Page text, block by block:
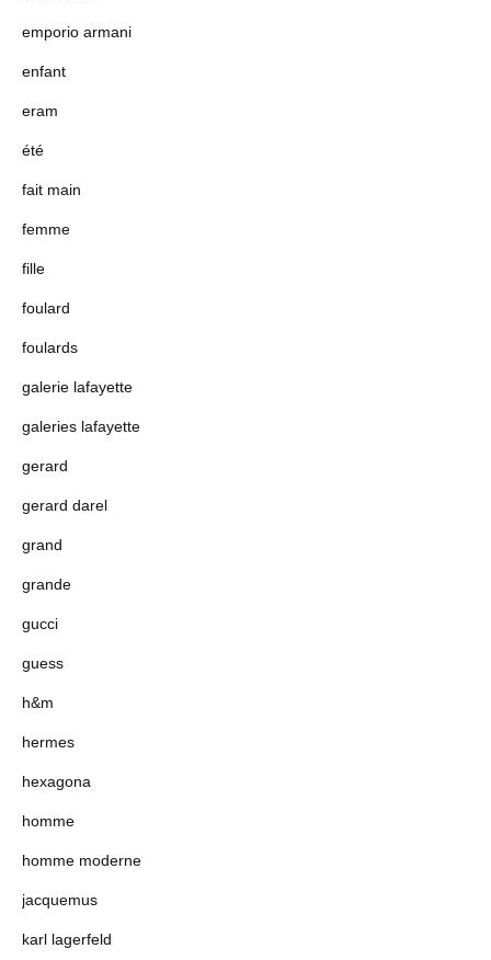
emporio armani
enfant
eram
été
fait main
femme
fille
foulard
foulards
galerie lafayette
galeries lafayette
gerard
gerard darel
grand
grande
gucci
guess
h&m
hermes
hexagona
homme
homme moderne
jacquemus
karl lagerfeld